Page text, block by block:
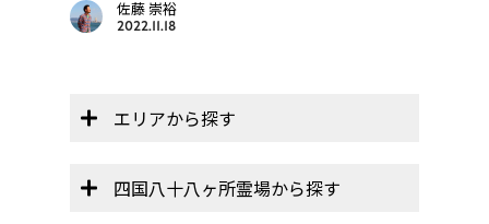
佐藤 崇裕
2022.11.18
エリアから探す
四国八十八ヶ所霊場から探す